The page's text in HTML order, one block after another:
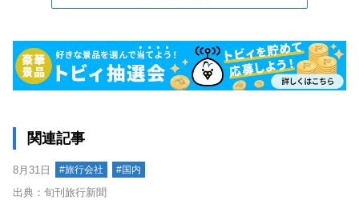
関連記事
8月31日 #旅行会社 #国内
出典：旬刊旅行新聞